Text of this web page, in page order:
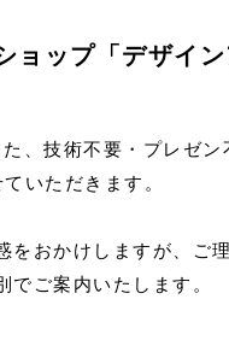
ョップ「デザイ
、技術不要・プレゼ
いただきます。
おかけしますが、ご
ご案内いたします。